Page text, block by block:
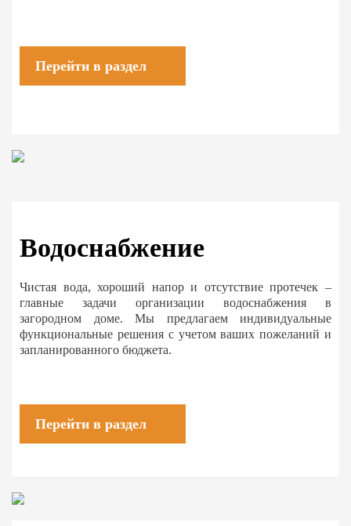
Перейти в раздел
Водоснабжение
Чистая вода, хороший напор и отсутствие протечек –
главные задачи организации водоснабжения в
загородном доме. Мы предлагаем индивидуальные
функциональные решения с учетом ваших пожеланий и
запланированного бюджета.
Перейти в раздел